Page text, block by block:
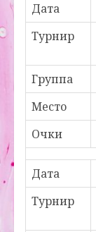
Дата
Турнир
Группа
Место
Очки
Дата
Турнир